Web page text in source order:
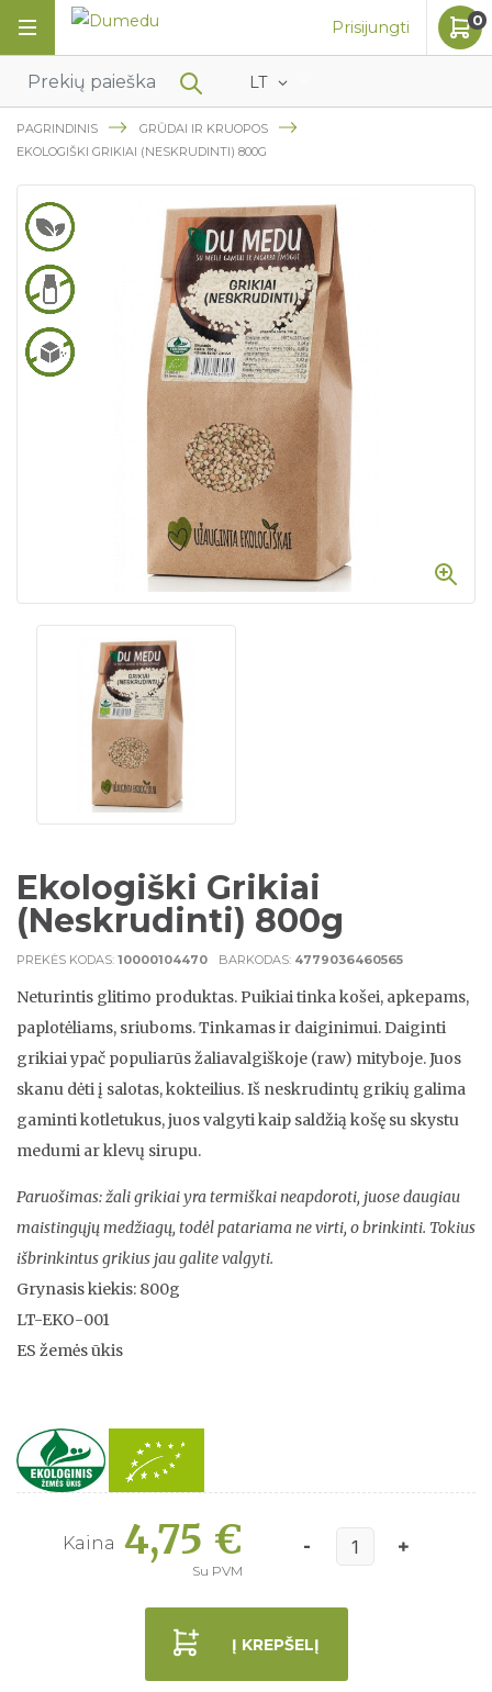
LT
Prisijungti 0
PAGRINDINIS
GRŪDAI IR KRUOPOS
EKOLOGIŠKI GRIKIAI (NESKRUDINTI) 800G
Ekologiški Grikiai
(neskrudinti) 800g
PREKĖS KODAS: 10000104470 BARKODAS: 4779036460565
Neturintis glitimo produktas. Puikiai tinka košei, apkepams,
paplotėliams, sriuboms. Tinkamas ir daiginimui. Daiginti
grikiai ypač populiarūs žaliavalgiškoje (raw) mityboje. Juos
skanu dėti į salotas, kokteilius. Iš neskrudintų grikių galima
gaminti kotletukus, juos valgyti kaip saldžią košę su skystu
medumi ar klevų sirupu.
Paruošimas: žali grikiai yra termiškai neapdoroti, juose daugiau
maistingųjų medžiagų, todėl patariama ne virti, o brinkinti. Tokius
išbrinkintus grikius jau galite valgyti.
Grynasis kiekis: 800g
LT-EKO-001
ES žemės ūkis
Kaina 4,75 €
Su PVM
Į KREPŠELĮ